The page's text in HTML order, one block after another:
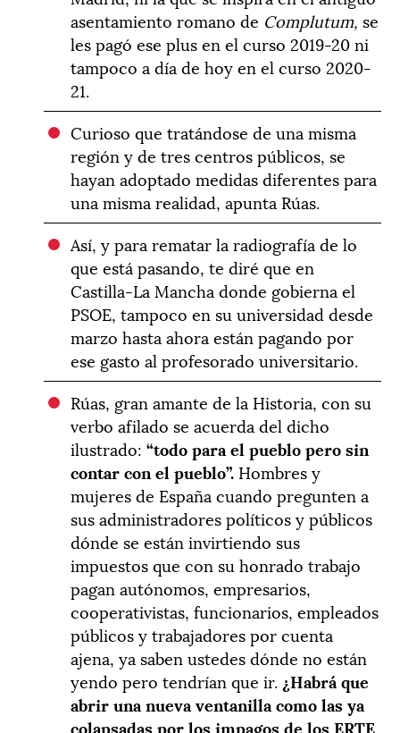
asentamiento romano de Complutum, se
les pagó ese plus en el curso 2019-20 ni
tampoco a día de hoy en el curso 2020-
21.
Curioso que tratándose de una misma
región y de tres centros públicos, se
hayan adoptado medidas diferentes para
una misma realidad, apunta Rúas.
Así, y para rematar la radiografía de lo
que está pasando, te diré que en
Castilla-La Mancha donde gobierna el
PSOE, tampoco en su universidad desde
marzo hasta ahora están pagando por
ese gasto al profesorado universitario.
Rúas, gran amante de la Historia, con su
verbo afilado se acuerda del dicho
ilustrado:“todo para el pueblo pero sin
contar con el pueblo”. Hombres y
mujeres de España cuando pregunten a
sus administradores políticos y públicos
dónde se están invirtiendo sus
impuestos que con su honrado trabajo
pagan autónomos, empresarios,
cooperativistas, funcionarios, empleados
públicos y trabajadores por cuenta
ajena, ya saben ustedes dónde no están
yendo pero tendrían que ir. ¿Habrá que
abrir una nueva ventanilla como las ya
colapsadas por los impagos de los ERTE